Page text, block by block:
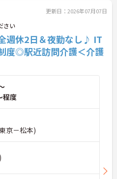
めて挑戦したい方
います。
立てやすい
確保できます
る♪
可能です。
可能
る体制
更新日：2026年07月07日
さい
週休2日＆夜勤なし♪ IT
度◎駅近訪問介護＜介護
程度
京－松本)